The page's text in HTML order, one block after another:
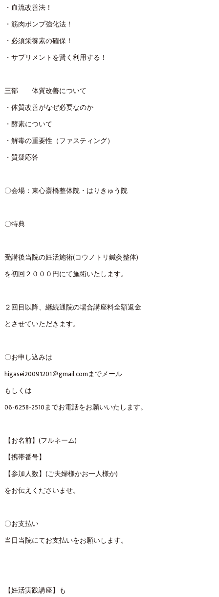
・血流改善法！
・筋肉ポンプ強化法！
・必須栄養素の確保！
・サプリメントを賢く利用する！
三部 体質改善について
・体質改善がなぜ必要なのか
・酵素について
・解毒の重要性（ファスティング）
・質疑応答
〇会場：東心斎橋整体院・はりきゅう院
〇特典
受講後当院の妊活施術(コウノトリ鍼灸整体)
を初回２０００円にて施術いたします。
２回目以降、継続通院の場合講座料全額返金
とさせていただきます。
〇お申し込みは
higasei20091201＠gmail.comまでメール
もしくは
06-6258-2510までお電話をお願いいたします。
【お名前】(フルネーム)
【携帯番号】
【参加人数】(ご夫婦様かお一人様か)
をお伝えくださいませ。
〇お支払い
当日当院にてお支払いをお願いします。
【妊活実践講座】も